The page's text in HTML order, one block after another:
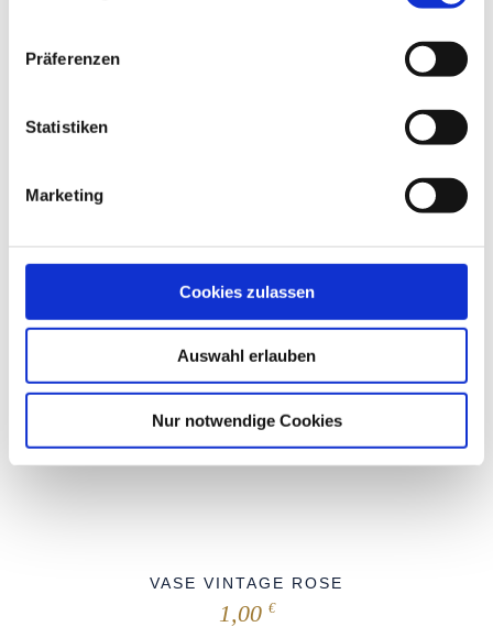
Präferenzen
Statistiken
Marketing
Cookies zulassen
Auswahl erlauben
Nur notwendige Cookies
VASE VINTAGE ROSE
1,00 €